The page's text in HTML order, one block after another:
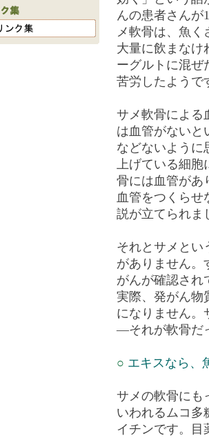
んの患者さんが
メ軟骨は、魚く
大量に飲まなけ
ーグルトに混ぜ
苦労したようで
サメ軟骨による
は血管がないと
などないように
上げている細胞
骨には血管があ
血管をつくら
説が立てられま
それとサメとい
がありません。
がんが確認され
実際、発がん物
になりません。
―それが軟骨だ
○ エキスなら、
サメの軟骨にも
いわれるムコ多
イチンです。目